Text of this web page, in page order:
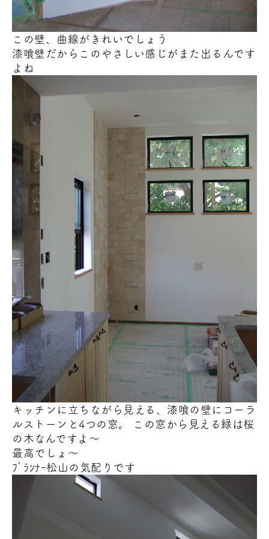
この壁、曲線がきれい でしょう
漆喰壁だからこのやさしい感じがまた出るんです
よね
キッチンに立ちながら見える、漆喰の壁にコーラ
ルストーンと4つの窓。 この窓から見える緑は桜
の木 なんですよ～
最高でしょ～
ﾌﾟﾗﾝﾅｰ松山の気配りです